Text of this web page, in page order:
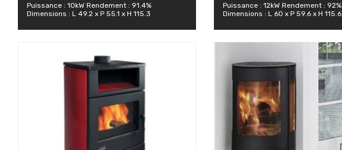
Puissance : 10kW Rendement : 91.4%
Dimensions : L 49.2 x P 55.1 x H 115.3
Puissance : 12kW Rendement : 92%
Dimensions : L 60 x P 59.6 x H 115.6